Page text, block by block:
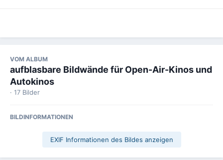
VOM ALBUM
aufblasbare Bildwände für Open-Air-Kinos und
Autokinos
· 17 Bilder
BILDINFORMATIONEN
EXIF Informationen des Bildes anzeigen